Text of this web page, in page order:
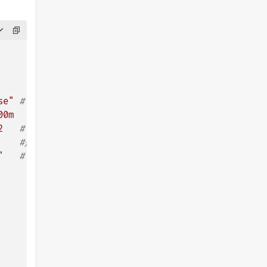
# 确保不强制重定向到 HTTPS
# 重写路径，这个代表的是被代理的172.16.0.239路径
#是否使用正则表达式,true表示使用
# 启用跨域资源共享（CORS）